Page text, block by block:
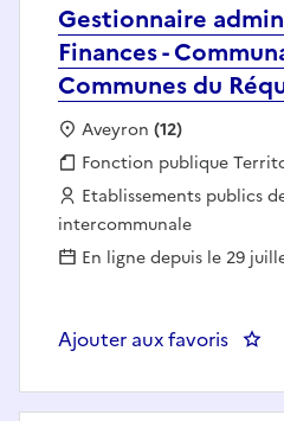
Gestionnaire
Finances -
Communes du
Localisation :
Aveyron (12)
Fonction publique :
Fonction publique
Employeur :
Etablissements publics
intercommunale
En ligne depuis le 29
Ajouter aux favoris :